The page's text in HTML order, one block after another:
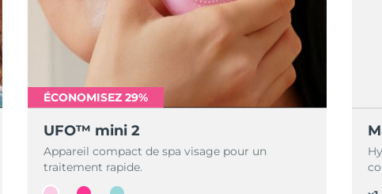
ÉCONOMISEZ 29%
UFO™ mini 2
Appareil compact de spa visage pour un
traitement rapide.